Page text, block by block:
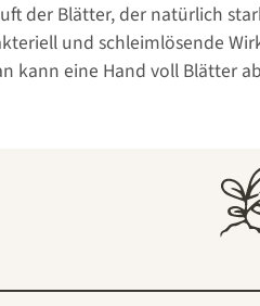
der Blätter, der natürlich
und schleimlösende
kann eine Hand voll Blätter